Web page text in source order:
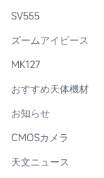
SV555
ズームアイピース
MK127
おすすめ天体機材
お知らせ
CMOSカメラ
天文ニュース